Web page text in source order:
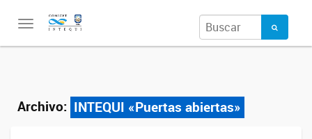
Toggle
Archivo: INTEQUI «Puertas abiertas»